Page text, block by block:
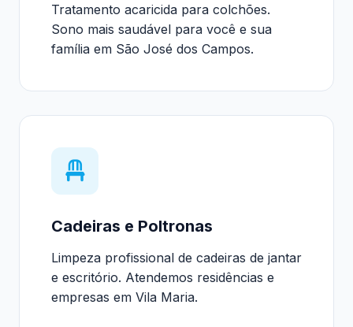
Tratamento acaricida para colchões.
Sono mais saudável para você e sua
família em São José dos Campos.
Cadeiras e Poltronas
Limpeza profissional de cadeiras de jantar
e escritório. Atendemos residências e
empresas em Vila Maria.